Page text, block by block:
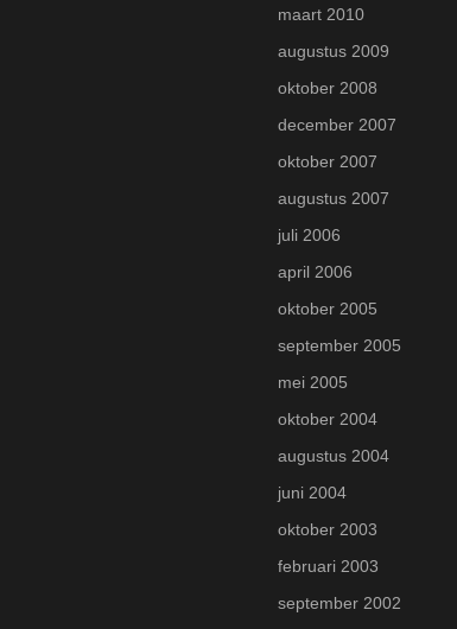
maart 2010
augustus 2009
oktober 2008
december 2007
oktober 2007
augustus 2007
juli 2006
april 2006
oktober 2005
september 2005
mei 2005
oktober 2004
augustus 2004
juni 2004
oktober 2003
februari 2003
september 2002